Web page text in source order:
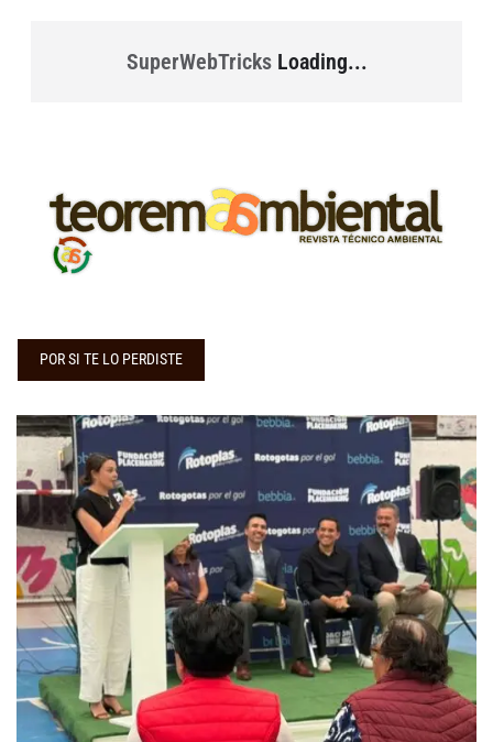
SuperWebTricksLoading...
POR SI TE LO PERDISTE